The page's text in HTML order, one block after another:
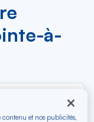
à-
et nos publicités,